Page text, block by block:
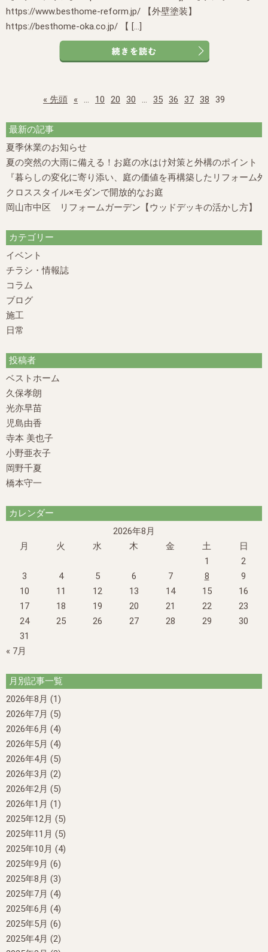
https://www.besthome-reform.jp/ 【外壁塗装】
https://besthome-oka.co.jp/ 【 […]
« 先頭 « ... 10 20 30 ... 35 36 37 38 39
最新の記事
夏季休業のお知らせ
夏の突然の大雨に備える！お庭の水はけ対策と外構のポイント
『暮らしの変化に寄り添い、庭の価値を再構築したリフォーム
クロススタイル×モダンで開放的なお庭
岡山市中区 リフォームガーデン【ウッドデッキの活かし方】
カテゴリー
イベント
チラシ・情報誌
コラム
ブログ
施工
日常
投稿者
ベストホーム
久保孝朗
光亦早苗
児島由香
寺本 美也子
小野亜衣子
岡野千夏
橋本守一
カレンダー
2026年8月
月
火 水 木 金 土
日
1
2
3
4 5 6 7 8
9
10
11 12 13 14 15
16
17
18 19 20 21 22
23
24
25 26 27 28 29
30
31
« 7月
月別記事一覧
2026年8月 (1)
2026年7月 (5)
2026年6月 (4)
2026年5月 (4)
2026年4月 (5)
2026年3月 (2)
2026年2月 (5)
2026年1月 (1)
2025年12月 (5)
2025年11月 (5)
2025年10月 (4)
2025年9月 (6)
2025年8月 (3)
2025年7月 (4)
2025年6月 (4)
2025年5月 (6)
2025年4月 (2)